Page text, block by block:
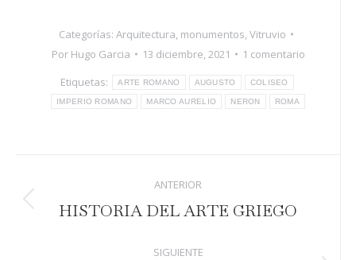
Categorías: Arquitectura monumentos Vitruvio
Por Hugo Garcia 13 diciembre, 2021
1 comentario
Etiquetas:
ARTE ROMANO AUGUSTO COLISEO
IMPERIO ROMANO MARCO AURELIO NERON ROMA
entre
publicaciones
ANTERIOR
Publicación
HISTORIA DEL ARTE GRIEGO
SIGUIENTE